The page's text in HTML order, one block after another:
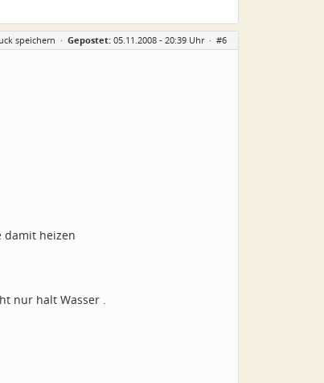
speichern · Gepostet: 05.11.2008 - 20:39 Uhr · #6
damit heizen
nur halt Wasser .